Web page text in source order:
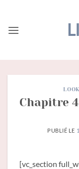
contenu
Chapitre
PUBLIÉ LE
[vc_section